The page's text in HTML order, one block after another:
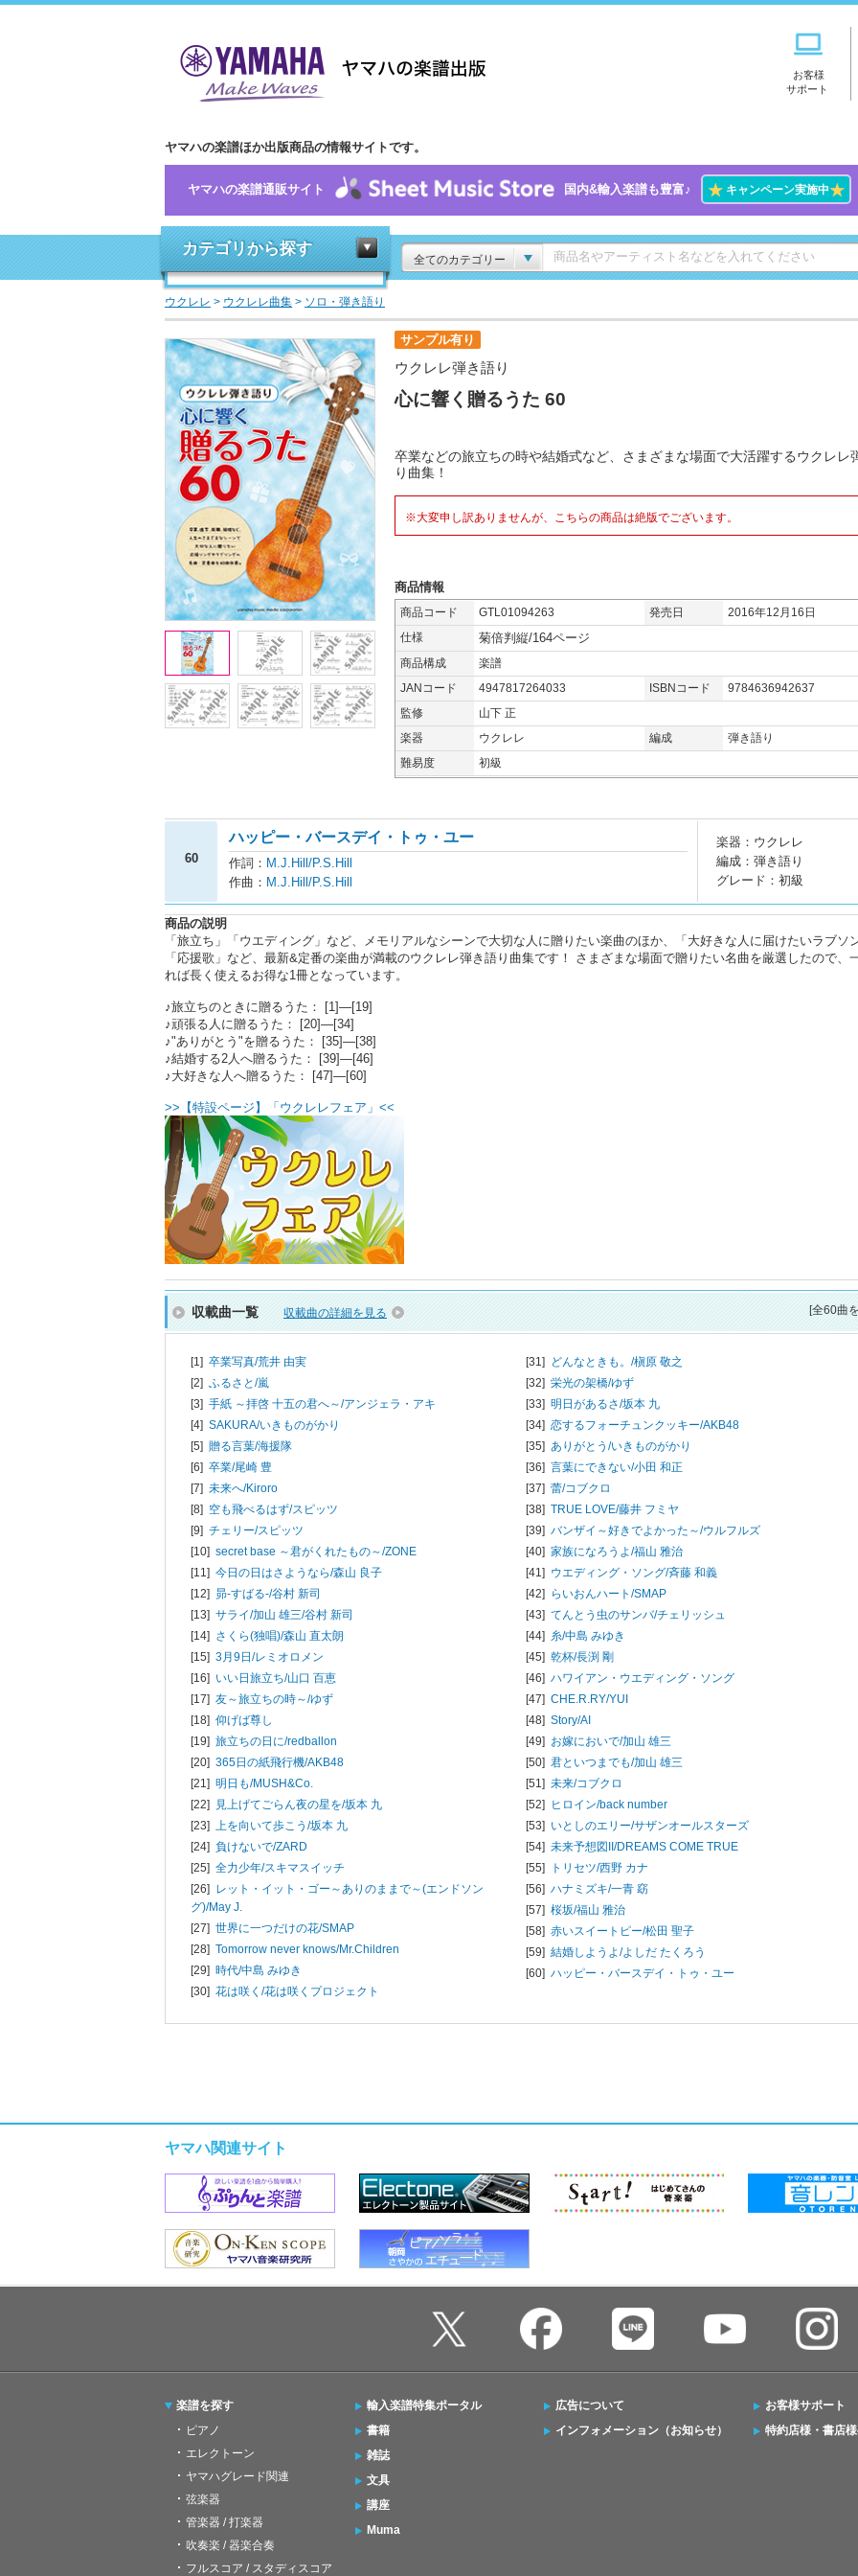
お客様
サポート
ヤマハの楽譜ほか出版商品の情報サイトです。
ヤマハの楽譜通販サイト 国内&輸入楽譜も豊富♪ ★キャンペーン実施中★
カテゴリから探す
全てのカテゴリー
ウクレレ > ウクレレ曲集 > ソロ・弾き語り
サンプル有り
ウクレレ弾き語り
心に響く贈るうた 60
卒業などの旅立ちの時や結婚式など、さまざまな場面で大活躍するウクレレ
り曲集！
※大変申し訳ありませんが、こちらの商品は絶版でございます。
商品情報
商品コード GTL01094263 発売日
2016年12月16日
仕様
菊倍判縦/164ページ
商品構成
楽譜
JANコード
4947817264033 ISBNコード
9784636942637
監修
山下 正
楽器
ウクレレ 編成
弾き語り
難易度
初級
60
ハッピー・バースデイ・トゥ・ユー
作詞： M.J.Hill/P.S.Hill
作曲： M.J.Hill/P.S.Hill
楽器：ウクレレ
編成：弾き語り
グレード：初級
商品の説明
「旅立ち」「ウエディング」など、メモリアルなシーンで大切な人に贈りたい楽曲のほか、「大好きな人に届けたいラブソ
「応援歌」など、最新&定番の楽曲が満載のウクレレ弾き語り曲集です！ さまざまな場面で贈りたい名曲を厳選したので、
れば長く使えるお得な1冊となっています。
♪旅立ちのときに贈るうた： [1]―[19]
♪頑張る人に贈るうた： [20]―[34]
♪"ありがとう"を贈るうた： [35]―[38]
♪結婚する2人へ贈るうた： [39]―[46]
♪大好きな人へ贈るうた： [47]―[60]
>>【特設ページ】「ウクレレフェア」<<
収載曲一覧 収載曲の詳細を見る [全60曲
[1] 卒業写真/荒井 由実
[2] ふるさと/嵐
[3] 手紙 ～拝啓 十五の君へ～/アンジェラ・アキ
[4] SAKURA/いきものがかり
[5] 贈る言葉/海援隊
[6] 卒業/尾崎 豊
[7] 未来へ/Kiroro
[8] 空も飛べるはず/スピッツ
[9] チェリー/スピッツ
[10] secret base ～君がくれたもの～/ZONE
[11] 今日の日はさようなら/森山 良子
[12] 昴-すばる-/谷村 新司
[13] サライ/加山 雄三/谷村 新司
[14] さくら(独唱)/森山 直太朗
[15] 3月9日/レミオロメン
[16] いい日旅立ち/山口 百恵
[17] 友～旅立ちの時～/ゆず
[18] 仰げば尊し
[19] 旅立ちの日に/redballon
[20] 365日の紙飛行機/AKB48
[21] 明日も/MUSH&Co.
[22]
見上げてごらん夜の星を/坂本 九
[23] 上を向いて歩こう/坂本 九
[24] 負けないで/ZARD
[25] 全力少年/スキマスイッチ
[26] レット・イット・ゴー～ありのままで～(エンドソン
グ)/May J.
[27] 世界に一つだけの花/SMAP
[28] Tomorrow never knows/Mr.Children
[29] 時代/中島 みゆき
[30] 花は咲く/花は咲くプロジェクト
[31] どんなときも。/槇原 敬之
[32] 栄光の架橋/ゆず
[33] 明日があるさ/坂本 九
[34] 恋するフォーチュンクッキー/AKB48
[35] ありがとう/いきものがかり
[36] 言葉にできない/小田 和正
[37] 蕾/コブクロ
[38] TRUE LOVE/藤井 フミヤ
[39] バンザイ～好きでよかった～/ウルフルズ
[40] 家族になろうよ/福山 雅治
[41] ウエディング・ソング/斉藤 和義
[42]
らいおんハート/SMAP
[43] てんとう虫のサンバ/チェリッシュ
[44] 糸/中島 みゆき
[45] 乾杯/長渕 剛
[46] ハワイアン・ウエディング・ソング
[47] CHE.R.RY/YUI
[48] Story/AI
[49] お嫁においで/加山 雄三
[50] 君といつまでも/加山 雄三
[51] 未来/コブクロ
[52]
ヒロイン/back number
[53] いとしのエリー/サザンオールスターズ
[54] 未来予想図II/DREAMS COME TRUE
[55]
トリセツ/西野 カナ
[56] ハナミズキ/一青 窈
[57] 桜坂/福山 雅治
[58] 赤いスイートピー/松田 聖子
[59] 結婚しようよ/よしだ たくろう
[60] ハッピー・バースデイ・トゥ・ユー
ヤマハ関連サイト
楽譜を探す
ピアノ
エレクトーン
ヤマハグレード関連
弦楽器
管楽器 / 打楽器
吹奏楽 / 器楽合奏
フルスコア / スタディスコア
輸入楽譜特集ポータル
書籍
雑誌
文具
講座
Muma
広告について
インフォメーション（お知らせ）
お客様サポート
特約店様・書店